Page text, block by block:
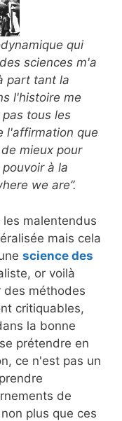
qui
sciences m'a
part tant la
l'histoire me
tous les
l'affirmation que
mieux pour
à la
we are”.
malentendus
mais cela
science des
or voilà
des méthodes
critiquables,
la bonne
prétendre en
ce n'est pas un
de
plus que ces